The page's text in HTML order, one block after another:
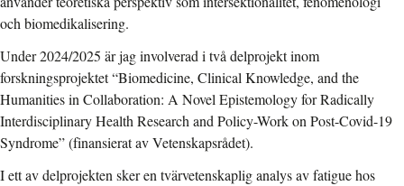
och biomedikalisering.
Under 2024/2025 är jag involverad i två delprojekt inom
forskningsprojektet “Biomedicine, Clinical Knowledge, and the
Humanities in Collaboration: A Novel Epistemology for Radically
Interdisciplinary Health Research and Policy-Work on Post-Covid-19
Syndrome” (finansierat av Vetenskapsrådet).
I ett av delprojekten sker en tvärvetenskaplig analys av fatigue hos